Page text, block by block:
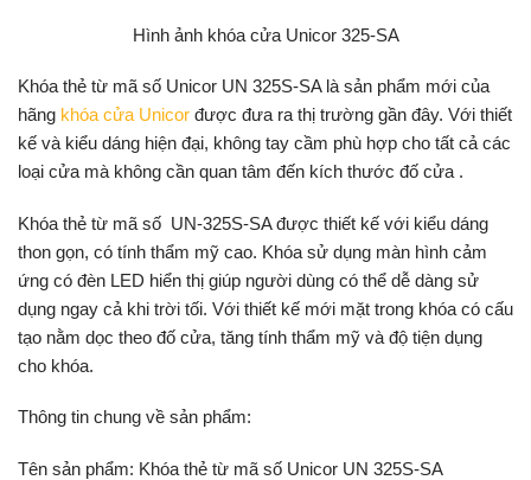
Hình ảnh khóa cửa Unicor 325-SA
Khóa thẻ từ mã số Unicor UN 325S-SA là sản phẩm mới của
hãng khóa cửa Unicor được đưa ra thị trường gần đây. Với thiết
kế và kiểu dáng hiện đại, không tay cầm phù hợp cho tất cả các
loại cửa mà không cần quan tâm đến kích thước đố cửa .
Khóa thẻ từ mã số UN-325S-SA được thiết kế với kiểu dáng
thon gọn, có tính thẩm mỹ cao. Khóa sử dụng màn hình cảm
ứng có đèn LED hiển thị giúp người dùng có thể dễ dàng sử
dụng ngay cả khi trời tối. Với thiết kế mới mặt trong khóa có cấu
tạo nằm dọc theo đố cửa, tăng tính thẩm mỹ và độ tiện dụng
cho khóa.
Thông tin chung về sản phẩm:
Tên sản phẩm: Khóa thẻ từ mã số Unicor UN 325S-SA